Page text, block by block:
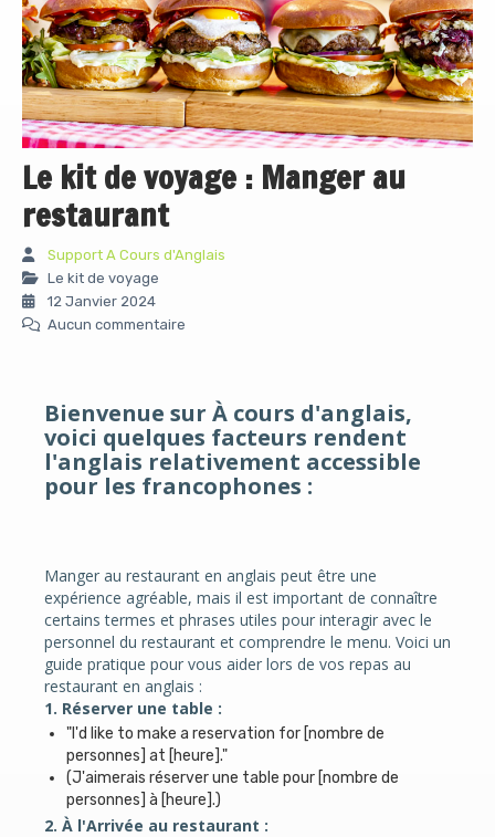
Le kit de voyage : Manger au
restaurant
Support A Cours d'Anglais
Le kit de voyage
12 Janvier 2024
Aucun commentaire
Bienvenue sur À cours d'anglais,
voici quelques facteurs rendent
l'anglais relativement accessible
pour les francophones :
Manger au restaurant en anglais peut être une
expérience agréable, mais il est important de connaître
certains termes et phrases utiles pour interagir avec le
personnel du restaurant et comprendre le menu. Voici un
guide pratique pour vous aider lors de vos repas au
restaurant en anglais :
1. Réserver une table :
"I'd like to make a reservation for [nombre de
personnes] at [heure]."
(J'aimerais réserver une table pour [nombre de
personnes] à [heure].)
2. À l'Arrivée au restaurant :